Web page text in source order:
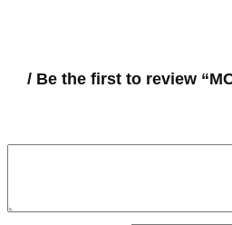
Be the first to review “MON LOLITA LEMPICKA /